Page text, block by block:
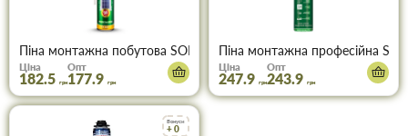
Піна монтажна побутова SOMA FIX S811 50 л 750 мл
Ціна
182.5 грн
Опт
177.9 грн
Піна монтажна професійна
Ціна
247.9 грн
Опт
243.9 грн
Бонуси
+ 0